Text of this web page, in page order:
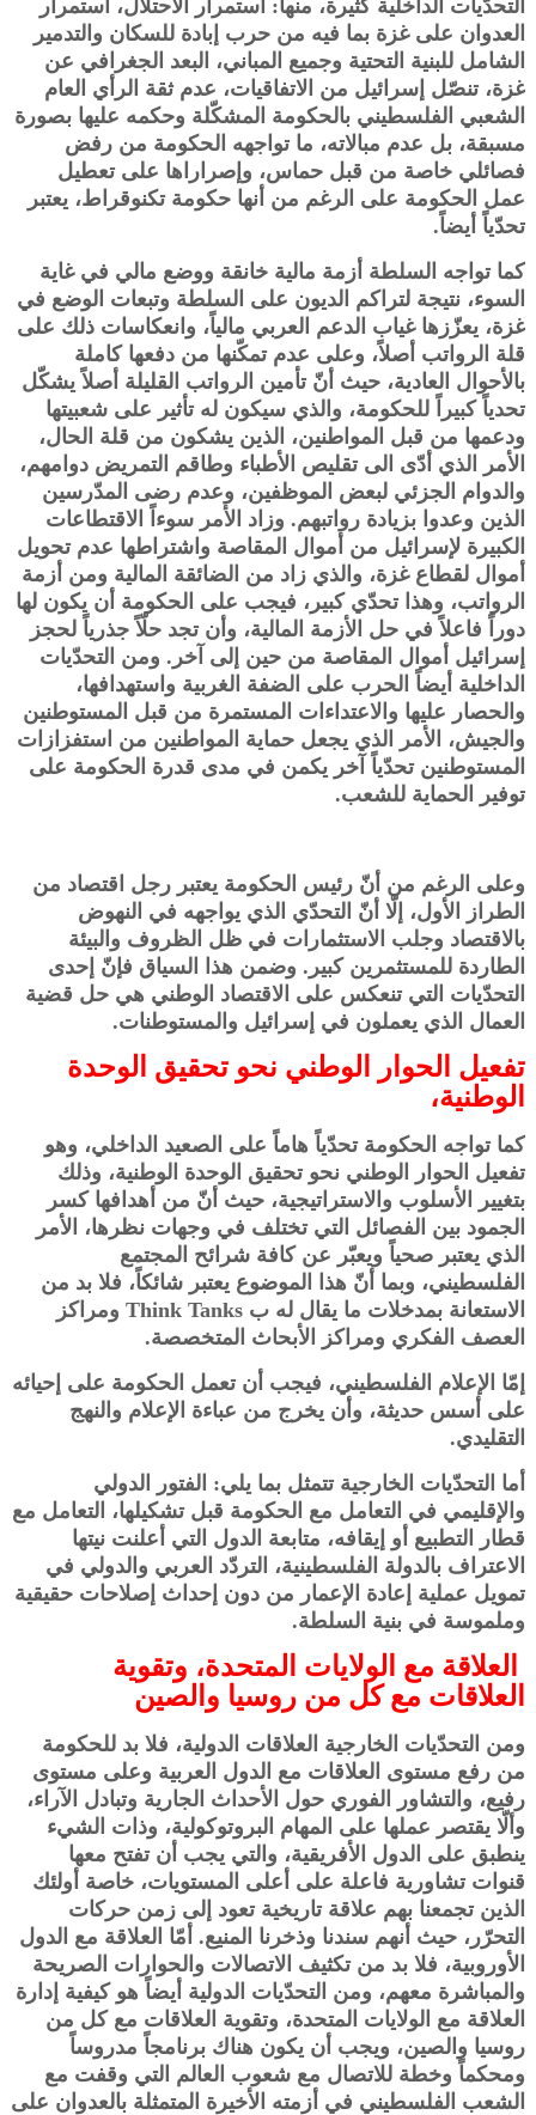
التحدّيات الداخلية كثيرة، منها: استمرار الاحتلال، استمرار
العدوان على غزة بما فيه من حرب إبادة للسكان والتدمير
الشامل للبنية التحتية وجميع المباني، البعد الجغرافي عن
غزة، تنصّل إسرائيل من الاتفاقيات، عدم ثقة الرأي العام
الشعبي الفلسطيني بالحكومة المشكّلة وحكمه عليها بصورة
مسبقة، بل عدم مبالاته، ما تواجهه الحكومة من رفض
فصائلي خاصة من قبل حماس، وإصراراها على تعطيل
عمل الحكومة على الرغم من أنها حكومة تكنوقراط، يعتبر
تحدّياً أيضاً.
كما تواجه السلطة أزمة مالية خانقة ووضع مالي في غاية
السوء، نتيجة لتراكم الديون على السلطة وتبعات الوضع في
غزة، يعزّزها غياب الدعم العربي مالياً، وانعكاسات ذلك على
قلة الرواتب أصلاً، وعلى عدم تمكّنها من دفعها كاملة
بالأحوال العادية، حيث أنّ تأمين الرواتب القليلة أصلاً يشكّل
تحدياً كبيراً للحكومة، والذي سيكون له تأثير على شعبيتها
ودعمها من قبل المواطنين، الذين يشكون من قلة الحال،
الأمر الذي أدّى الى تقليص الأطباء وطاقم التمريض دوامهم،
والدوام الجزئي لبعض الموظفين، وعدم رضى المدّرسين
الذين وعدوا بزيادة رواتبهم. وزاد الأمر سوءاً الاقتطاعات
الكبيرة لإسرائيل من أموال المقاصة واشتراطها عدم تحويل
أموال لقطاع غزة، والذي زاد من الضائقة المالية ومن أزمة
الرواتب، وهذا تحدّي كبير، فيجب على الحكومة أن يكون لها
دوراً فاعلاً في حل الأزمة المالية، وأن تجد حلّاً جذرياً لحجز
إسرائيل أموال المقاصة من حين إلى آخر. ومن التحدّيات
الداخلية أيضاً الحرب على الضفة الغربية واستهدافها،
والحصار عليها والاعتداءات المستمرة من قبل المستوطنين
والجيش، الأمر الذي يجعل حماية المواطنين من استفزازات
المستوطنين تحدّياً آخر يكمن في مدى قدرة الحكومة على
توفير الحماية للشعب.
وعلى الرغم من أنّ رئيس الحكومة يعتبر رجل اقتصاد من
الطراز الأول، إلّا أنّ التحدّي الذي يواجهه في النهوض
بالاقتصاد وجلب الاستثمارات في ظل الظروف والبيئة
الطاردة للمستثمرين كبير. وضمن هذا السياق فإنّ إحدى
التحدّيات التي تنعكس على الاقتصاد الوطني هي حل قضية
العمال الذي يعملون في إسرائيل والمستوطنات.
تفعيل الحوار الوطني نحو تحقيق الوحدة
الوطنية،
كما تواجه الحكومة تحدّياً هاماً على الصعيد الداخلي، وهو
تفعيل الحوار الوطني نحو تحقيق الوحدة الوطنية، وذلك
بتغيير الأسلوب والاستراتيجية، حيث أنّ من أهدافها كسر
الجمود بين الفصائل التي تختلف في وجهات نظرها، الأمر
الذي يعتبر صحياً ويعبّر عن كافة شرائح المجتمع
الفلسطيني، وبما أنّ هذا الموضوع يعتبر شائكاً، فلا بد من
الاستعانة بمدخلات ما يقال له ب Think Tanks ومراكز
العصف الفكري ومراكز الأبحاث المتخصصة.
إمّا الإعلام الفلسطيني، فيجب أن تعمل الحكومة على إحيائه
على أسس حديثة، وأن يخرج من عباءة الإعلام والنهج
التقليدي.
أما التحدّيات الخارجية تتمثل بما يلي: الفتور الدولي
والإقليمي في التعامل مع الحكومة قبل تشكيلها، التعامل مع
قطار التطبيع أو إيقافه، متابعة الدول التي أعلنت نيتها
الاعتراف بالدولة الفلسطينية، التردّد العربي والدولي في
تمويل عملية إعادة الإعمار من دون إحداث إصلاحات حقيقية
وملموسة في بنية السلطة.
العلاقة مع الولايات المتحدة، وتقوية
العلاقات مع كل من روسيا والصين
ومن التحدّيات الخارجية العلاقات الدولية، فلا بد للحكومة
من رفع مستوى العلاقات مع الدول العربية وعلى مستوى
رفيع، والتشاور الفوري حول الأحداث الجارية وتبادل الآراء،
وألّا يقتصر عملها على المهام البروتوكولية، وذات الشيء
ينطبق على الدول الأفريقية، والتي يجب أن تفتح معها
قنوات تشاورية فاعلة على أعلى المستويات، خاصة أولئك
الذين تجمعنا بهم علاقة تاريخية تعود إلى زمن حركات
التحرّر، حيث أنهم سندنا وذخرنا المنيع. أمّا العلاقة مع الدول
الأوروبية، فلا بد من تكثيف الاتصالات والحوارات الصريحة
والمباشرة معهم، ومن التحدّيات الدولية أيضاً هو كيفية إدارة
العلاقة مع الولايات المتحدة، وتقوية العلاقات مع كل من
روسيا والصين، ويجب أن يكون هناك برنامجاً مدروساً
ومحكماً وخطة للاتصال مع شعوب العالم التي وقفت مع
الشعب الفلسطيني في أزمته الأخيرة المتمثلة بالعدوان على